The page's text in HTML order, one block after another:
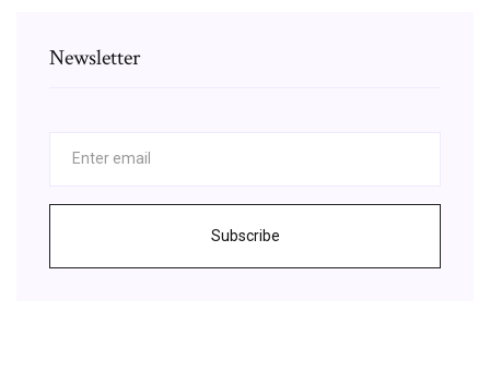
Newsletter
Subscribe